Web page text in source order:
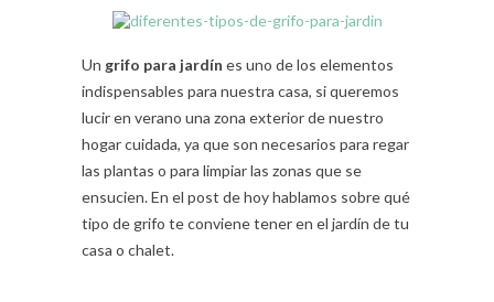
Un grifo para jardín es uno de los elementos
indispensables para nuestra casa, si queremos
lucir en verano una zona exterior de nuestro
hogar cuidada, ya que son necesarios para regar
las plantas o para limpiar las zonas que se
ensucien. En el post de hoy hablamos sobre qué
tipo de grifo te conviene tener en el jardín de tu
casa o chalet.